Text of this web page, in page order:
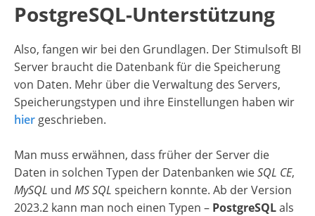
PostgreSQL-Unterstützung
Also, fangen wir bei den Grundlagen. Der Stimulsoft BI
Server braucht die Datenbank für die Speicherung
von Daten. Mehr über die Verwaltung des Servers,
Speicherungstypen und ihre Einstellungen haben wir
hier geschrieben.
Man muss erwähnen, dass früher der Server die
Daten in solchen Typen der Datenbanken wieSQL CE,
MySQL und MS SQL speichern konnte. Ab der Version
2023.2 kann man noch einen Typen – PostgreSQLals